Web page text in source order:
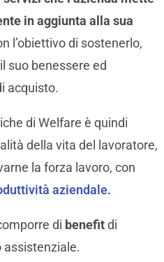
in aggiunta alla sua
l’obiettivo di sostenerlo,
suo benessere ed
acquisto.
di Welfare è quindi
della vita del lavoratore,
la forza lavoro, con
aziendale.
di benefitdi
assistenziale.